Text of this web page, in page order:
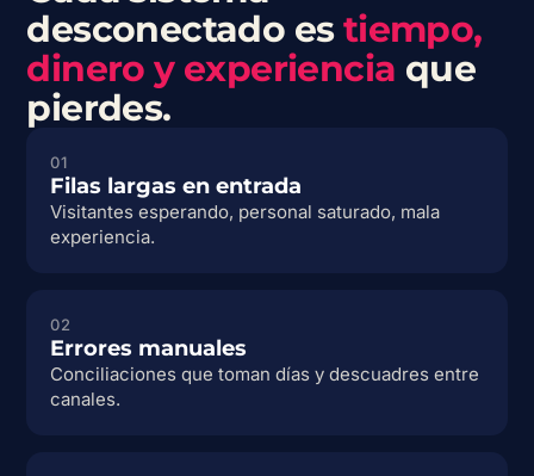
desconectado estiempo,
dinero y experiencia que
pierdes.
01
Filas largas en entrada
Visitantes esperando, personal saturado, mala
experiencia.
02
Errores manuales
Conciliaciones que toman días y descuadres entre
canales.